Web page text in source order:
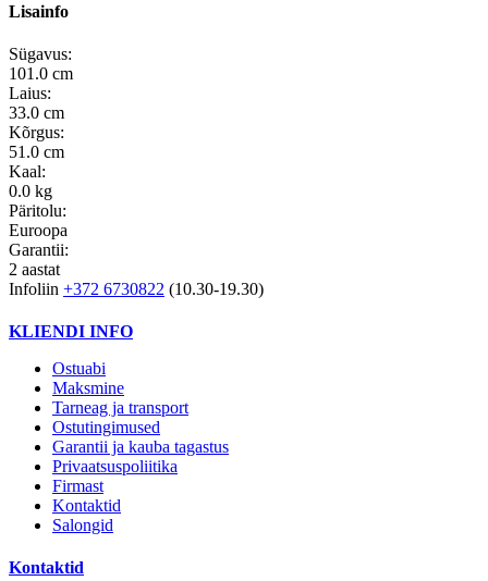
Lisainfo
Sügavus:
101.0 cm
Laius:
33.0 cm
Kõrgus:
51.0 cm
Kaal:
0.0 kg
Päritolu:
Euroopa
Garantii:
2 aastat
Infoliin +372 6730822 (10.30-19.30)
KLIENDI INFO
Ostuabi
Maksmine
Tarneag ja transport
Ostutingimused
Garantii ja kauba tagastus
Privaatsuspoliitika
Firmast
Kontaktid
Salongid
Kontaktid